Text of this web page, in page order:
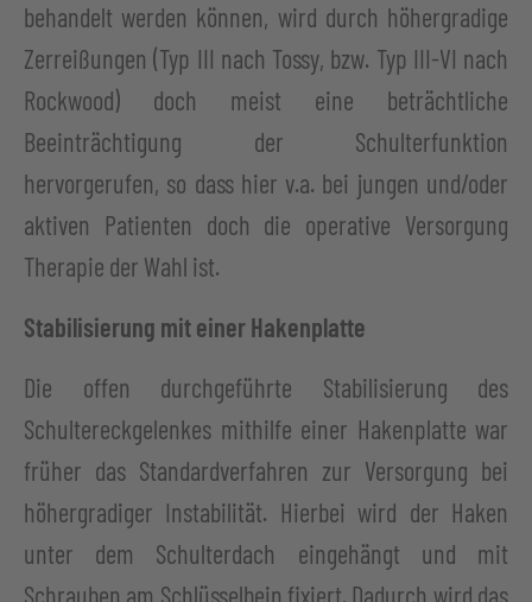
behandelt werden können, wird durch höhergradige
Zerreißungen (Typ III nach Tossy, bzw. Typ III-VI nach
Rockwood) doch meist eine beträchtliche
Beeinträchtigung der Schulterfunktion
hervorgerufen, so dass hier v.a. bei jungen und/oder
aktiven Patienten doch die operative Versorgung
Therapie der Wahl ist.
Stabilisierung mit einer Hakenplatte
Die offen durchgeführte Stabilisierung des
Schultereckgelenkes mithilfe einer Hakenplatte war
früher das Standardverfahren zur Versorgung bei
höhergradiger Instabilität. Hierbei wird der Haken
unter dem Schulterdach eingehängt und mit
Schrauben am Schlüsselbein fixiert. Dadurch wird das